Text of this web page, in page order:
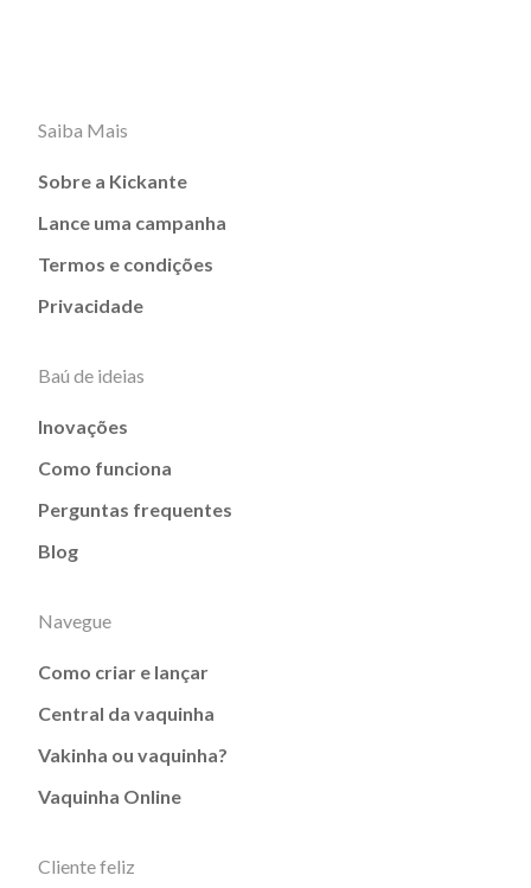
Saiba Mais
Sobre a Kickante
Lance uma campanha
Termos e condições
Privacidade
Baú de ideias
Inovações
Como funciona
Perguntas frequentes
Blog
Navegue
Como criar e lançar
Central da vaquinha
Vakinha ou vaquinha?
Vaquinha Online
Cliente feliz